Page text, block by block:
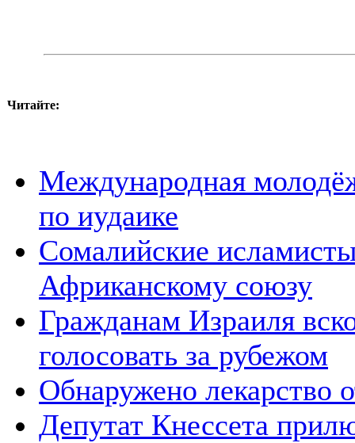
Читайте:
Международная
по иудаике
Сомалийские
Африканскому союзу
Гражданам Израиля
голосовать за рубежом
Обнаружено лекарство
Депутат Кнессета